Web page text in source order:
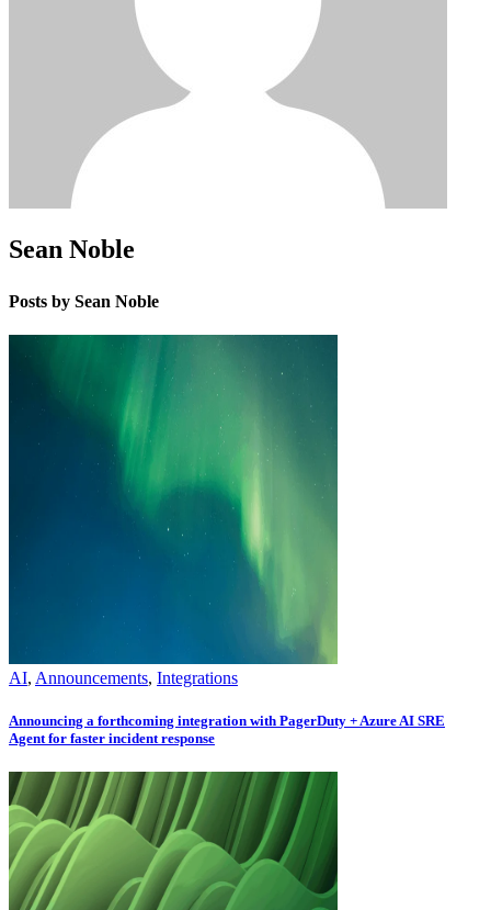
Sean Noble
Posts by Sean Noble
AI, Announcements, Integrations
Announcing a forthcoming integration with PagerDuty + Azure AI SRE
Agent for faster incident response